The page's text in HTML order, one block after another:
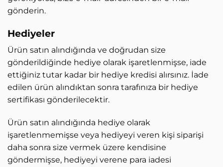
gönderin.
Hediyeler
Ürün satın alındığında ve doğrudan size
gönderildiğinde hediye olarak işaretlenmişse, iade
ettiğiniz tutar kadar bir hediye kredisi alırsınız. İade
edilen ürün alındıktan sonra tarafınıza bir hediye
sertifikası gönderilecektir.
Ürün satın alındığında hediye olarak
işaretlenmemişse veya hediyeyi veren kişi siparişi
daha sonra size vermek üzere kendisine
göndermişse, hediyeyi verene para iadesi